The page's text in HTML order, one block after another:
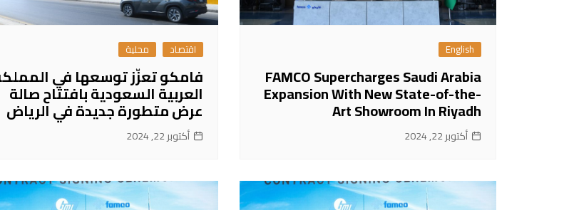
English
FAMCO Supercharges Saudi Arabia
Expansion With New State-of-the-
Art Showroom In Riyadh
أكتوبر 22, 2024
اقتصاد محلية
فامكو تعزّز توسعها في
العربية السعودية بافتتاح صالة
عرض متطورة جديدة في الرياض
أكتوبر 22, 2024